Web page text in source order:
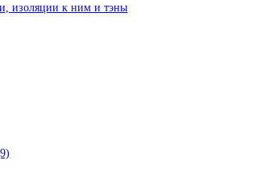
изоляции к ним и тэны